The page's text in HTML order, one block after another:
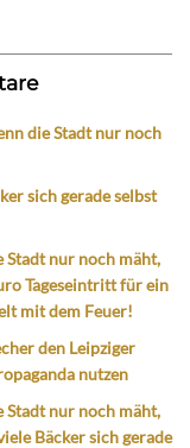
die Stadt nur noch
sich gerade selbst
nur noch mäht,
Tageseintritt für ein
mit dem Feuer!
den Leipziger
nutzen
nur noch mäht,
Bäcker sich gerade